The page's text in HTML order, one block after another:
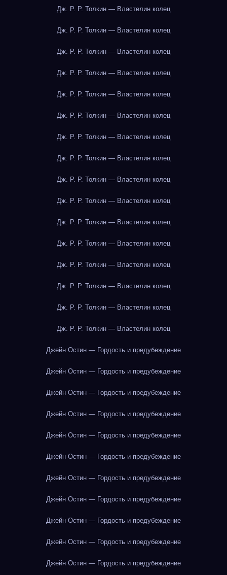
Дж. Р. Р. Толкин — Властелин колец
Дж. Р. Р. Толкин — Властелин колец
Дж. Р. Р. Толкин — Властелин колец
Дж. Р. Р. Толкин — Властелин колец
Дж. Р. Р. Толкин — Властелин колец
Дж. Р. Р. Толкин — Властелин колец
Дж. Р. Р. Толкин — Властелин колец
Дж. Р. Р. Толкин — Властелин колец
Дж. Р. Р. Толкин — Властелин колец
Дж. Р. Р. Толкин — Властелин колец
Дж. Р. Р. Толкин — Властелин колец
Дж. Р. Р. Толкин — Властелин колец
Дж. Р. Р. Толкин — Властелин колец
Дж. Р. Р. Толкин — Властелин колец
Дж. Р. Р. Толкин — Властелин колец
Дж. Р. Р. Толкин — Властелин колец
Джейн Остин — Гордость и предубеждение
Джейн Остин — Гордость и предубеждение
Джейн Остин — Гордость и предубеждение
Джейн Остин — Гордость и предубеждение
Джейн Остин — Гордость и предубеждение
Джейн Остин — Гордость и предубеждение
Джейн Остин — Гордость и предубеждение
Джейн Остин — Гордость и предубеждение
Джейн Остин — Гордость и предубеждение
Джейн Остин — Гордость и предубеждение
Джейн Остин — Гордость и предубеждение